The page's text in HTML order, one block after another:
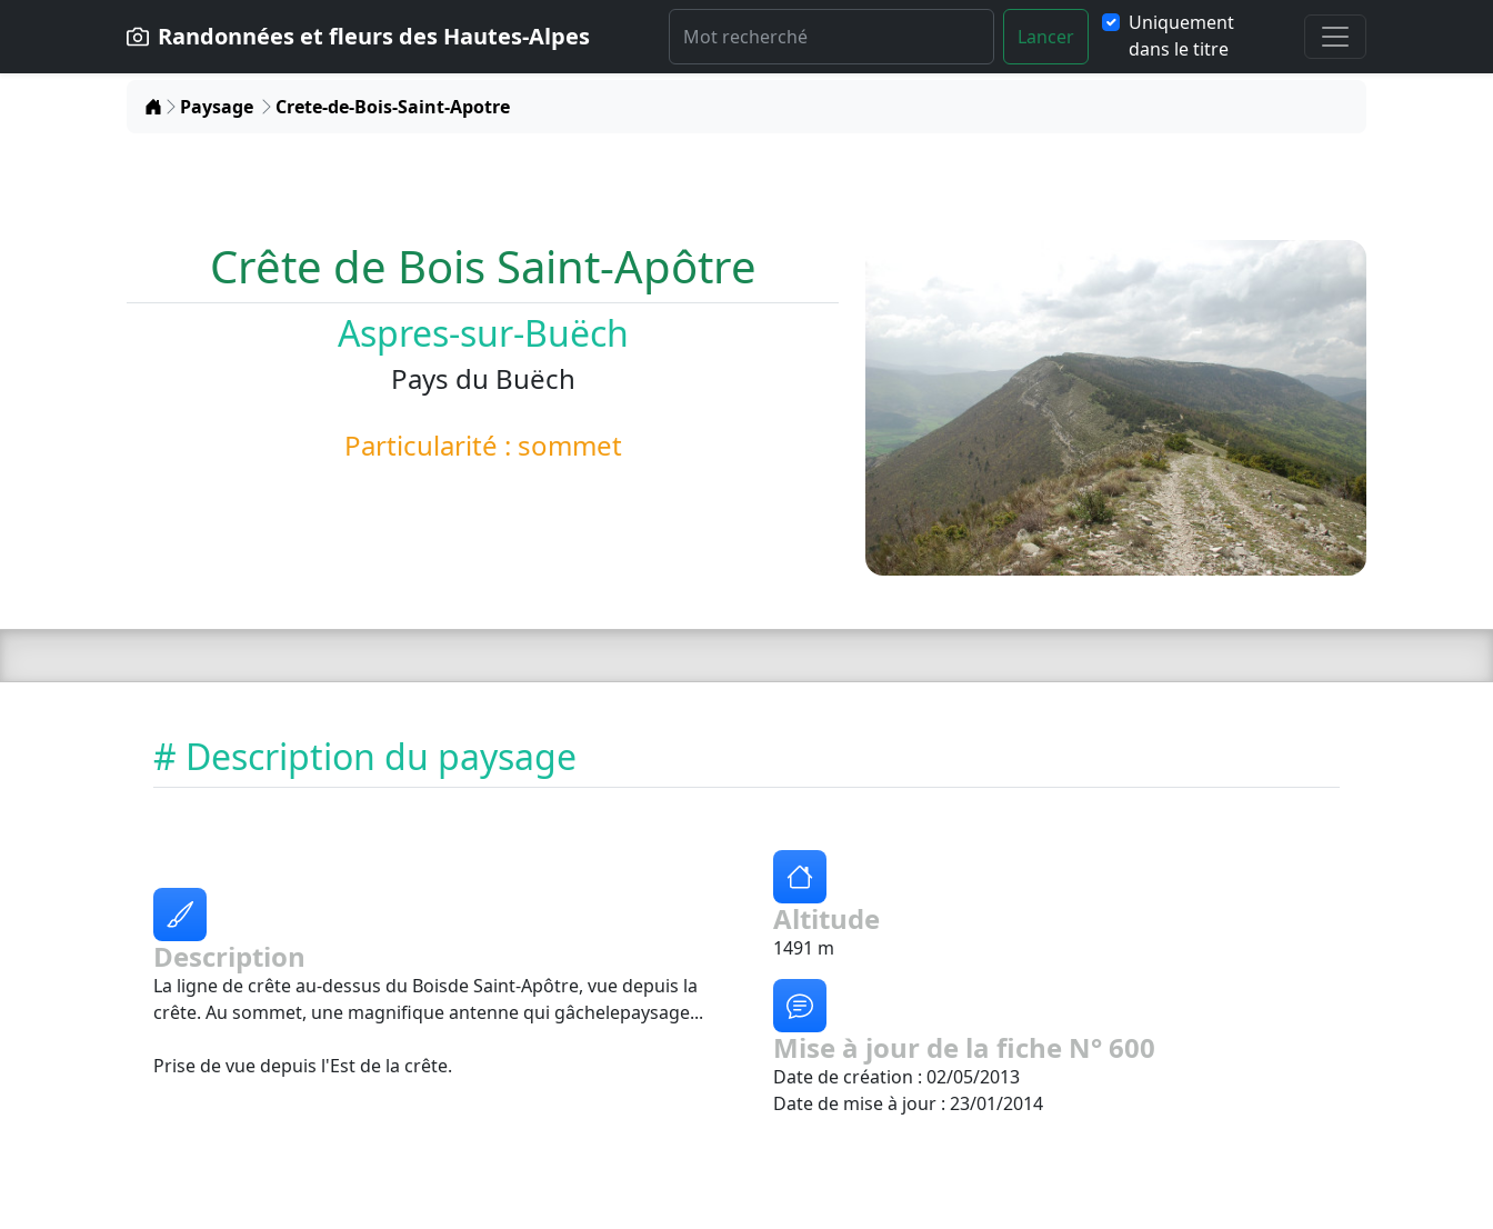
Randonnées et fleurs des Hautes-Alpes Lancer
Uniquement
dans le titre
Home
Paysage Crete-de-Bois-Saint-Apotre
Crête de Bois Saint-Apôtre
Aspres-sur-Buëch
Pays du Buëch
Particularité : sommet
# Description du paysage
Description
La ligne de crête au-dessus du Boisde Saint-Apôtre, vue depuis la
crête. Au sommet, une magnifique antenne qui gâchelepaysage...
Prise de vue depuis l'Est de la crête.
Altitude
1491 m
Mise à jour de la fiche N° 600
Date de création : 02/05/2013
Date de mise à jour : 23/01/2014